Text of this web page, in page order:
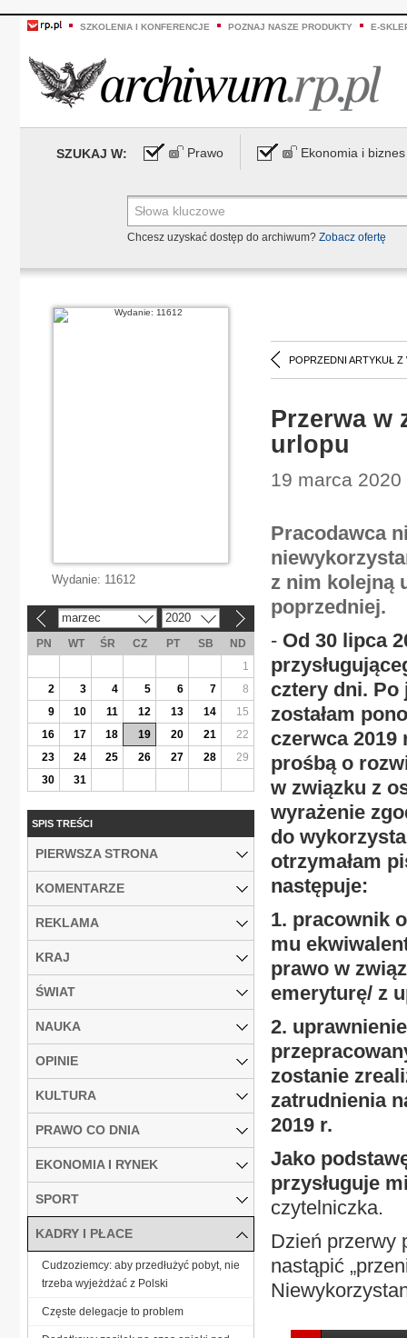
SZKOLENIA I KONFERENCJE POZNAJ NASZE PRODUKTY E-
SZUKAJ W: Prawo Ekonomia i biznes
Chcesz uzyskać dostęp do archiwum? Zobacz ofertę
POPRZEDNI ARTYKUŁ Z
Przerwa w
urlopu
19 marca 2020
Pracodawca
z nim kolejną
poprzedniej.
- Od 30 lipca
cztery dni. Po
zostałam
czerwca 2019
prośbą o
w związku z
wyrażenie
do
otrzymałam
następuje:
1. pracownik
mu
prawo w
emeryturę/ z
2.
zostanie
zatrudnienia
2019 r.
Jako
przysługuje
czytelniczka.
Dzień przerwy
nastąpić
Wydanie: 11612
marzec 2020
PN WT ŚR CZ PT SB
ND
1
2
3 4 5 6 7
8
9
10 11 12 13 14
15
16
17 18 19 20 21
22
23
24 25 26 27 28
29
30
31
SPIS TREŚCI
PIERWSZA STRONA
KOMENTARZE
REKLAMA
KRAJ
ŚWIAT
NAUKA
OPINIE
KULTURA
PRAWO CO DNIA
EKONOMIA I RYNEK
SPORT
KADRY I PŁACE
Cudzoziemcy: aby przedłużyć pobyt, nie
trzeba wyjeżdżać z Polski
Częste delegacje to problem